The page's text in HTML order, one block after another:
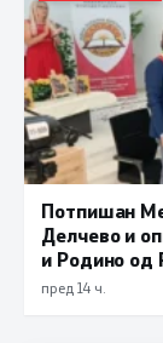
Потпишан
Делчево и
и Родино од
пред 14 ч.